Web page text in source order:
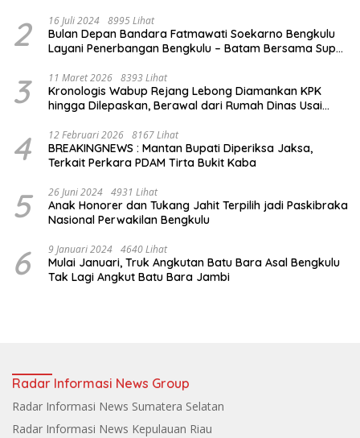
2 16 Juli 2024 8995 Lihat
Bulan Depan Bandara Fatmawati Soekarno Bengkulu
Layani Penerbangan Bengkulu – Batam Bersama Super
3 11 Maret 2026 8393 Lihat
Kronologis Wabup Rejang Lebong Diamankan KPK
hingga Dilepaskan, Berawal dari Rumah Dinas Usai
4 12 Februari 2026 8167 Lihat
BREAKINGNEWS : Mantan Bupati Diperiksa Jaksa,
Terkait Perkara PDAM Tirta Bukit Kaba
5 26 Juni 2024 4931 Lihat
Anak Honorer dan Tukang Jahit Terpilih jadi Paskibraka
Nasional Perwakilan Bengkulu
6 9 Januari 2024 4640 Lihat
Mulai Januari, Truk Angkutan Batu Bara Asal Bengkulu
Tak Lagi Angkut Batu Bara Jambi
Radar Informasi News Group
Radar Informasi News Sumatera Selatan
Radar Informasi News Kepulauan Riau